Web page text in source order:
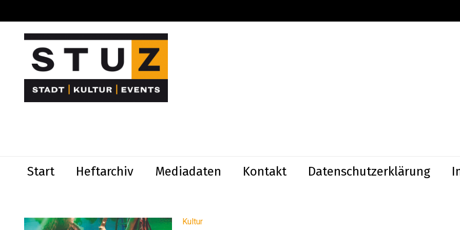
Start Heftarchiv Mediadaten Kontakt Datenschutzerklärung
Kultur